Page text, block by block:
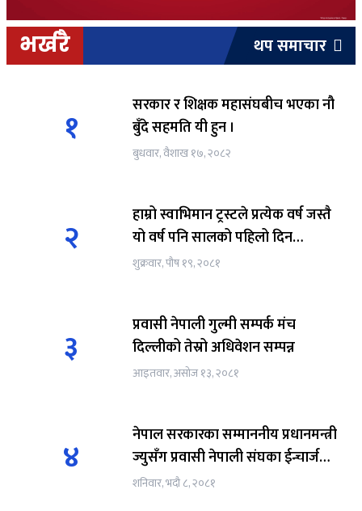
भर्खरै थप समाचार
१
सरकार र शिक्षक महासंघबीच भएका नौ
बुँदे सहमति यी हुन ।
बुधवार, वैशाख १७, २०८२
२
हाम्रो स्वाभिमान ट्रस्टले प्रत्येक वर्ष जस्तै
यो वर्ष पनि सालको पहिलो दिन
परोपकारी कार्य गरेर आफ्नो काम
शुक्रवार, पौष १९, २०८१
३
प्रवासी नेपाली गुल्मी सम्पर्क मंच
दिल्लीको तेस्रो अधिवेशन सम्पन्न
आइतवार, असोज १३, २०८१
४
नेपाल सरकारका सम्माननीय प्रधानमन्त्री
ज्युसँग प्रवासी नेपाली संघका ईन्चार्ज
हरि प्रसाद घिमिेरे को नेतृत्वमा
शनिवार, भदौ ८, २०८१